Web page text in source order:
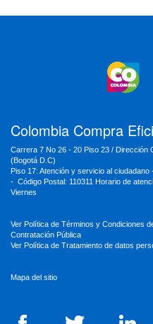
MinRelaciones
MinHacienda
Colombia Compra
Carrera 7 No 26 - 20 Piso 23 / Dirección
(Bogotá D.C)
Piso 17: Atención y servicio al
- Código Postal: 110311 Horario de
Viernes
Ver Política de Términos y Condiciones
Contratación Pública
Ver Política de Tratamiento de datos
Mapa del sitio